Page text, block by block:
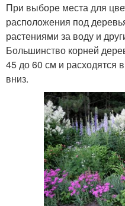
При выборе места для
расположения под
растениями за воду и
Большинство корней
45 до 60 см и расходятся
вниз.